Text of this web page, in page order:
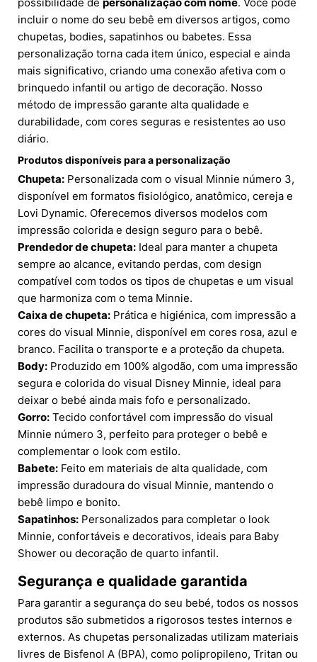
incluir o nome do seu bebê em diversos artigos, como
chupetas, bodies, sapatinhos ou babetes. Essa
personalização torna cada item único, especial e ainda
mais significativo, criando uma conexão afetiva com o
brinquedo infantil ou artigo de decoração. Nosso
método de impressão garante alta qualidade e
durabilidade, com cores seguras e resistentes ao uso
diário.
Produtos disponíveis para a personalização
Chupeta: Personalizada com o visual Minnie número 3,
disponível em formatos fisiológico, anatômico, cereja e
Lovi Dynamic. Oferecemos diversos modelos com
impressão colorida e design seguro para o bebê.
Prendedor de chupeta: Ideal para manter a chupeta
sempre ao alcance, evitando perdas, com design
compatível com todos os tipos de chupetas e um visual
que harmoniza com o tema Minnie.
Caixa de chupeta: Prática e higiénica, com impressão a
cores do visual Minnie, disponível em cores rosa, azul e
branco. Facilita o transporte e a proteção da chupeta.
Body: Produzido em 100% algodão, com uma impressão
segura e colorida do visual Disney Minnie, ideal para
deixar o bebé ainda mais fofo e personalizado.
Gorro: Tecido confortável com impressão do visual
Minnie número 3, perfeito para proteger o bebê e
complementar o look com estilo.
Babete: Feito em materiais de alta qualidade, com
impressão duradoura do visual Minnie, mantendo o
bebê limpo e bonito.
Sapatinhos: Personalizados para completar o look
Minnie, confortáveis e decorativos, ideais para Baby
Shower ou decoração de quarto infantil.
Segurança e qualidade garantida
Para garantir a segurança do seu bebé, todos os nossos
produtos são submetidos a rigorosos testes internos e
externos. As chupetas personalizadas utilizam materiais
livres de Bisfenol A (BPA), como polipropileno, Tritan ou